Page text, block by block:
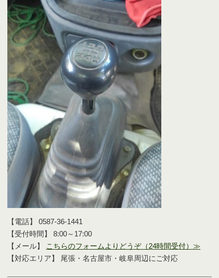
【電話】 0587-36-1441
【受付時間】 8:00～17:00
【メール】
こちらのフォームよりどうぞ（24時間受付）≫
【対応エリア】 尾張・名古屋市・岐阜周辺にご対応